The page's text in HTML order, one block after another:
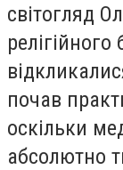
світогляд
почав
оскільки
абсолютно